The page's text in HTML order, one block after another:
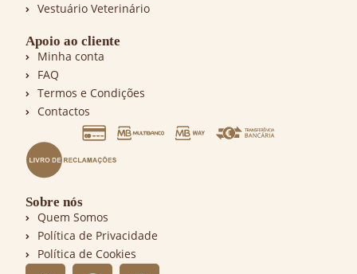
Vestuário Veterinário
Apoio ao cliente
Minha conta
FAQ
Termos e Condições
Contactos
Sobre nós
Quem Somos
Política de Privacidade
Política de Cookies